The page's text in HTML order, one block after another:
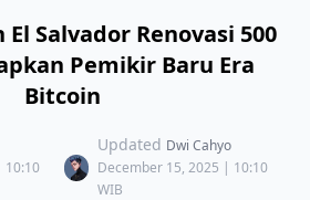
Salvador Renovasi 500
Pemikir Baru Era
Bitcoin
10:10
Updated Dwi Cahyo
December 15, 2025 | 10:10
WIB